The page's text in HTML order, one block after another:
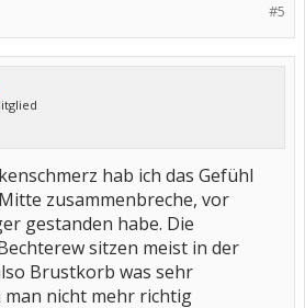
#5
hab ich das Gefühl
zusammenbreche, vor
gestanden habe. Die
sitzen meist in der
Brustkorb was sehr
nicht mehr richtig